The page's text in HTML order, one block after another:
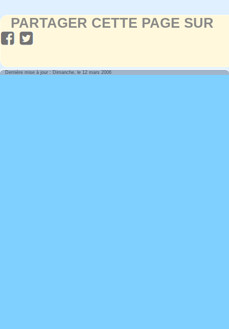
PARTAGER CETTE PAGE SUR
Dernière mise à jour : Dimanche, le 12 mars 2006